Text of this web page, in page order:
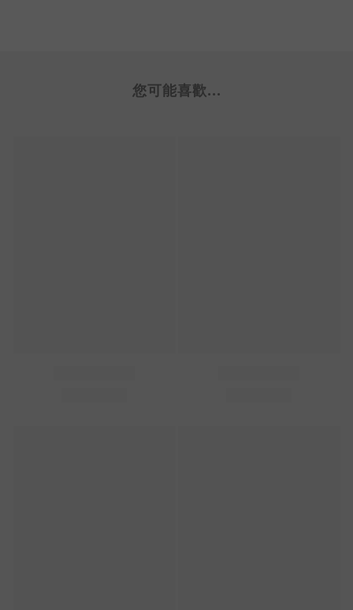
您可能喜歡...